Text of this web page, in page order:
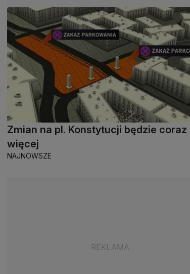
Zmian na pl. Konstytucji będzie coraz
więcej
NAJNOWSZE